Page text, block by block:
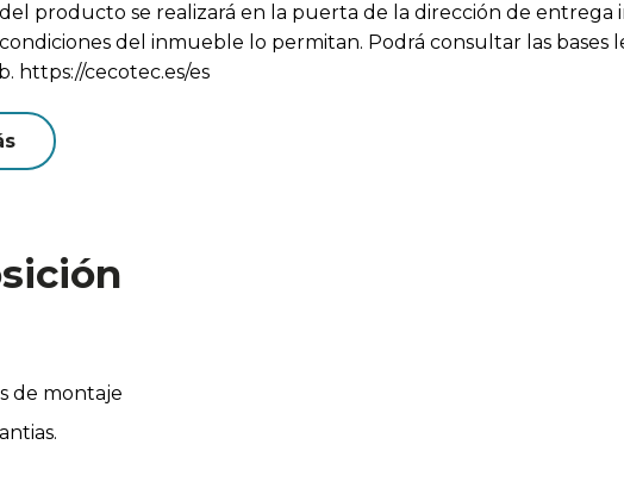
producto se realizará en la puerta de la dirección de entrega
del inmueble lo permitan. Podrá consultar las bases
https://cecotec.es/es
leves diferencias entre el producto mostrado y el entregado
son normales y no afectan a la calidad ni a la utilidad del
de montaje